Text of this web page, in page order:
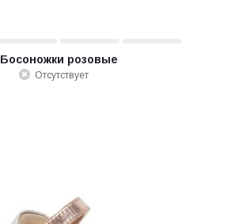
Босоножки розовые
Отсутствует